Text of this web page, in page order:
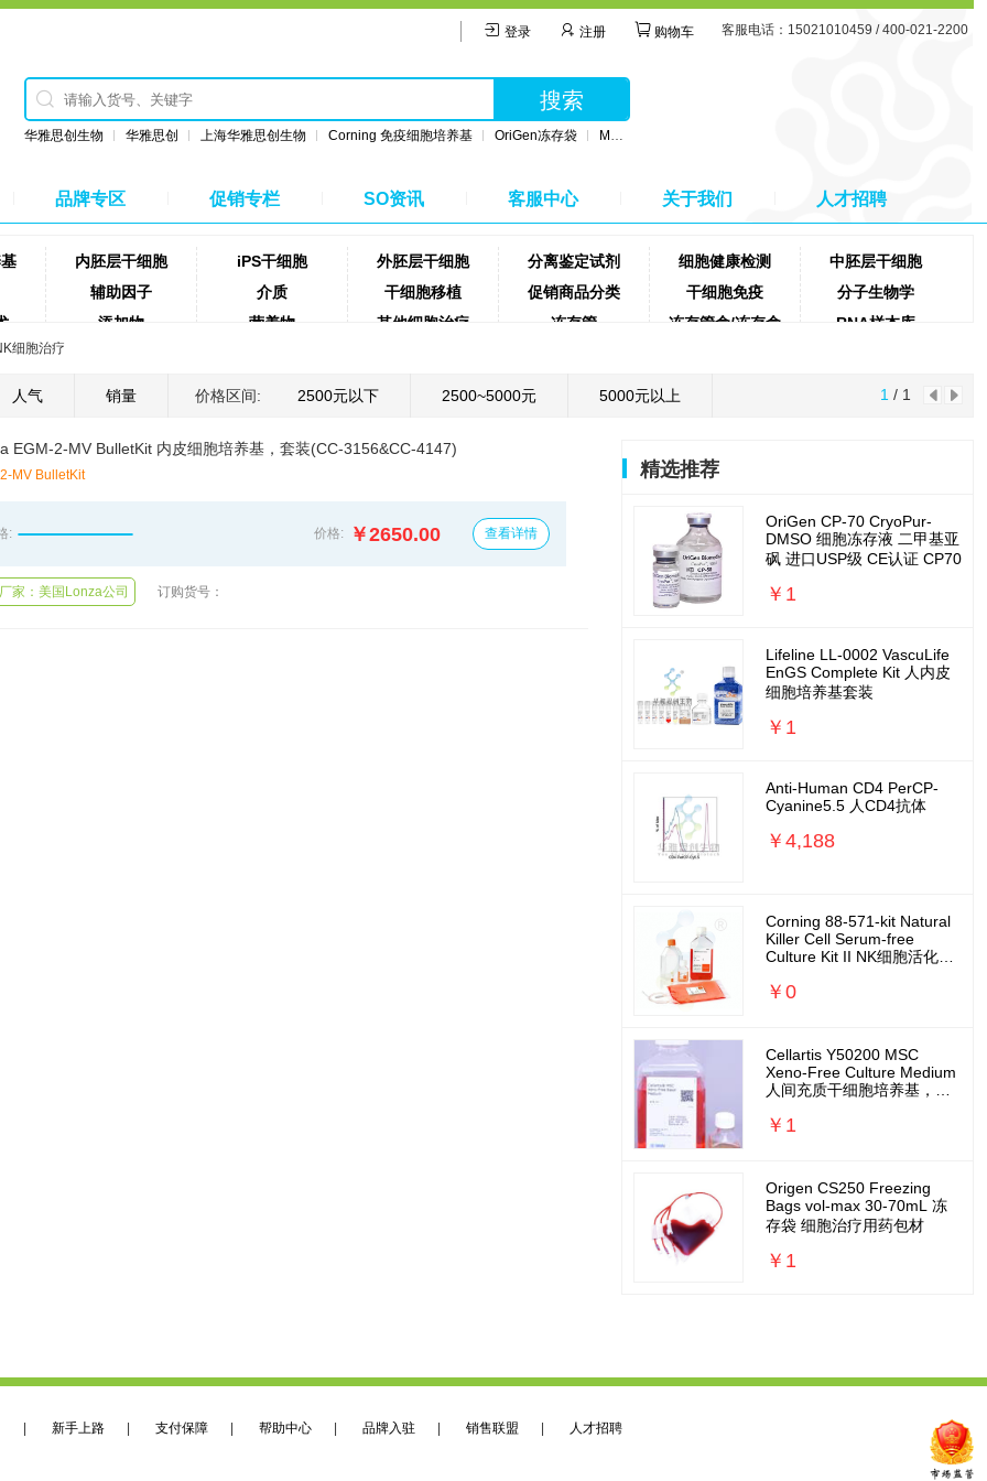
登录 注册 购物车 客服电话：15021010459 / 400-021-2200
搜索
华雅思创生物 华雅思创 上海华雅思创生物 Corning 免疫细胞培养基 OriGen冻存袋 MSC无血清培养基
品牌专区 促销专栏 SO资讯 客服中心 关于我们 人才招聘
内胚层干细胞 iPS干细胞 外胚层干细胞 分离鉴定试剂 细胞健康检测
中胚层干细胞
辅助因子
介质 干细胞移植 促销商品分类 干细胞免疫
分子生物学
添加物 营养物 其他细胞治疗 冻存管 冻存管盒/冻存盒
RNA样本库
蛋白定量试剂盒
实验室耗材
细胞治疗
人气 销量 价格区间: 2500元以下 2500~5000元 5000元以上 1 / 1
EGM-2-MV BulletKit 内皮细胞培养基，套装(CC-3156&CC-4147)
MV BulletKit
: 价格: ￥2650.00 查看详情
家：美国Lonza公司 订购货号：
精选推荐
OriGen CP-70 CryoPur-
DMSO 细胞冻存液 二甲基亚
砜 进口USP级 CE认证 CP70
￥1
Lifeline LL-0002 VascuLife
EnGS Complete Kit 人内皮
细胞培养基套装
￥1
Anti-Human CD4 PerCP-
Cyanine5.5 人CD4抗体
￥4,188
Corning 88-571-kit Natural
Killer Cell Serum-free
Culture Kit II NK细胞活化扩
￥0
Cellartis Y50200 MSC
Xeno-Free Culture Medium
人间充质干细胞培养基，无
￥1
Origen CS250 Freezing
Bags vol-max 30-70mL 冻
存袋 细胞治疗用药包材
￥1
新手上路 支付保障 帮助中心 品牌入驻 销售联盟 人才招聘